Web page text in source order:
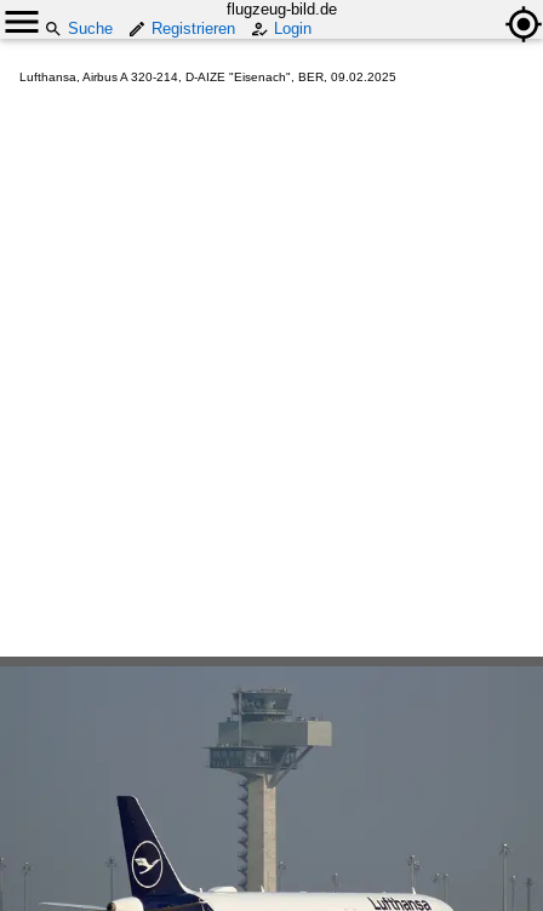
flugzeug-bild.de
Suche
Registrieren Login
Lufthansa, Airbus A 320-214, D-AIZE "Eisenach", BER, 09.02.2025